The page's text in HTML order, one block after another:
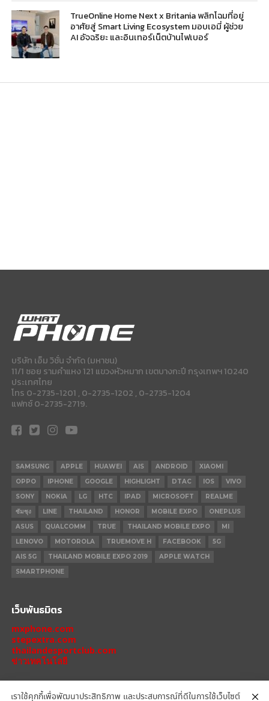
TrueOnline Home Next x Britania พลิกโฉมที่อยู่
อาศัยสู่ Smart Living Ecosystem มอบเอมี่ ผู้ช่วย
AI อัจฉริยะ และอินเทอร์เน็ตบ้านไฟเบอร์
บริษัท เอ็ม วิชั่น จำกัด (มหาชน)
11/1 ซอย รามคำแหง 121 แขวงหัวหมาก เขตบางกะปี กรุงเทพฯ 10240
ประเทศไทย
โทร 0-2735-1201 , 0-2735-1202 , 0-2735-1204
แฟกซ์ 0-2735-2719.
SAMSUNG APPLE HUAWEI AIS ANDROID
XIAOMI
OPPO
IPHONE GOOGLE HIGHLIGHT DTAC IOS
VIVO
SONY
NOKIA LG HTC IPAD MICROSOFT
REALME
ซัมซุง
LINE THAILAND HONOR MOBILE EXPO
ONEPLUS
ASUS
QUALCOMM TRUE THAILAND MOBILE EXPO
MI
LENOVO
MOTOROLA TRUEMOVE H FACEBOOK
5G
AIS 5G
THAILAND MOBILE EXPO 2019
APPLE WATCH
SMARTPHONE
เว็บพันธมิตร
mxphone.com
stepextra.com
thailandesportclub.com
ข่าวเทคโนโลยี
เราใช้คุกกี้เพื่อพัฒนาประสิทธิภาพ และประสบการณ์ที่ดีในการใช้เว็บไซต์